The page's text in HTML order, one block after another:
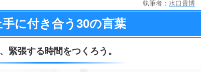
執筆者： 水口貴博
に付き合う 30の言葉
緊張する時間をつくろう。